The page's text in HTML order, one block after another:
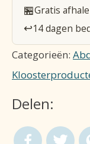
aantal
🏪Gratis
↩️14 dagen
Categorieën:
Delen: